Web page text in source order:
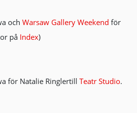
och Warsaw Gallery Weekend för
på Index)
för Natalie Ringlertill Teatr Studio.